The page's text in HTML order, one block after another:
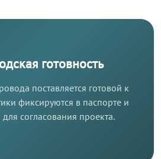
готовность
поставляется готовой к
фиксируются в паспорте и
согласования проекта.